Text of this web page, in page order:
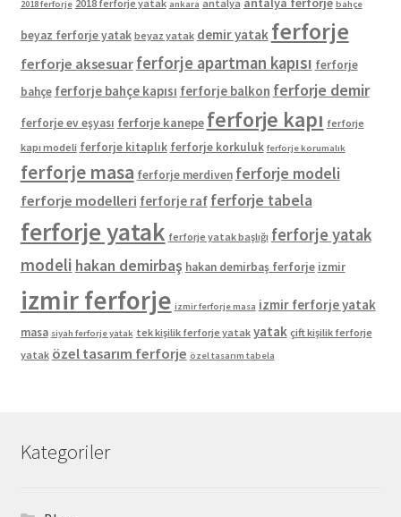
2018 ferforje 2018 ferforje yatak ankara antalya bahçe
beyaz ferforje yatak beyaz yatak demir yatak ferforje
ferforje aksesuar ferforje apartman kapısı ferforje
bahçe ferforje bahçe kapısı ferforje balkon ferforje demir
ferforje ev eşyası ferforje kanepe ferforje kapı ferforje
kapı modeli ferforje kitaplık ferforje korkuluk ferforje korumalık
ferforje masa ferforje merdiven ferforje modeli
ferforje modelleri ferforje raf ferforje tabela
ferforje yatak ferforje yatak başlığı ferforje yatak
modeli hakan demirbaş hakan demirbaş ferforje izmir
izmir ferforje izmir ferforje masa izmir ferforje yatak
masa siyah ferforje yatak tek kişilik ferforje yatak yatak çift kişilik ferforje
yatak özel tasarım ferforje özel tasarım tabela
Kategoriler